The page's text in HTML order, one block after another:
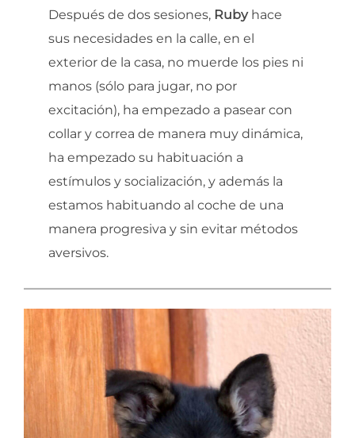
Después de dos sesiones, Rubyhace
sus necesidades en la calle, en el
exterior de la casa, no muerde los pies ni
manos (sólo para jugar, no por
excitación), ha empezado a pasear con
collar y correa de manera muy dinámica,
ha empezado su habituación a
estímulos y socialización, y además la
estamos habituando al coche de una
manera progresiva y sin evitar métodos
aversivos.